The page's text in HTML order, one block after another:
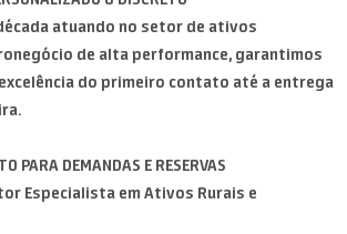
atuando no setor de ativos
de alta performance, garantimos
do primeiro contato até a entrega
PARA DEMANDAS E RESERVAS
Especialista em Ativos Rurais e